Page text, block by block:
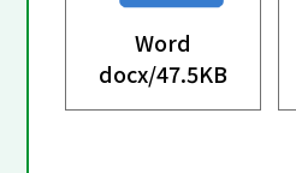
Word
docx/47.5KB